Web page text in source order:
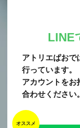
LINE
アトリエぱおで
行っています。
アカウントをお
合わせください。